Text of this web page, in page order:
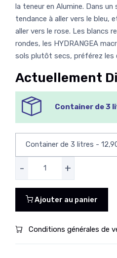
la teneur en Alumine. Dans
tendance à aller vers le bleu,
aller vers le rose. Les blancs
rondes, les HYDRANGEA
sols plutôt secs, préférez les
Actuellement
Container de 3
- +
Ajouter au panier
Conditions générales de